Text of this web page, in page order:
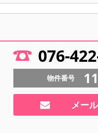
076-
物件番号
メー